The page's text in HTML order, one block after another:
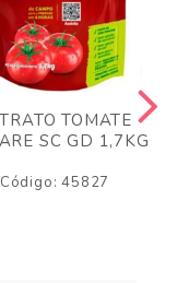
TOMATE
SC GD 1,7KG
Código: 45827